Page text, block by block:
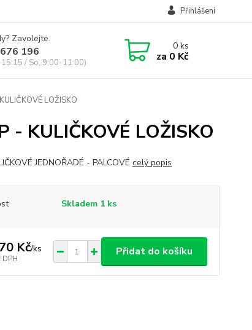
Přihlášení
Zavolejte.
196
/ So, 9:00-11:00)
0ks
za 0 Kč
LOŽISKO
KULIČKOVÉ LOŽISKO
JEDNOŘADÉ - PALCOVÉ celý popis
Skladem 1 ks
Kč/ks
DPH
Přidat do košíku